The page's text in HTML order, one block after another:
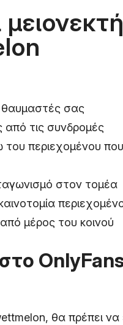
θαυμαστές σας
από τις συνδρομές
περιεχομένου που
στον τομέα
μέρος του κοινού
θα πρέπει